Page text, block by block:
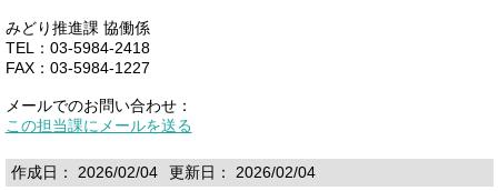
みどり推進課 協働係
TEL：03-5984-2418
FAX：03-5984-1227
メールでのお問い合わせ：
この担当課にメールを送る
作成日： 2026/02/04 更新日： 2026/02/04